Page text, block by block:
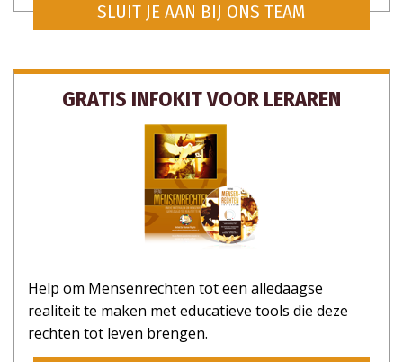
SLUIT JE AAN BIJ ONS TEAM
GRATIS INFOKIT VOOR LERAREN
Help om Mensenrechten tot een alledaagse
realiteit te maken met educatieve tools die deze
rechten tot leven brengen.